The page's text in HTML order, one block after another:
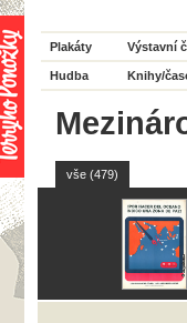
Plakáty Výstavní
Hudba Knihy/
vše (479)